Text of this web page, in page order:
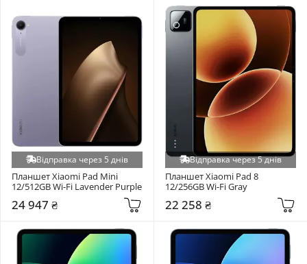
Відправка через 5 днів
Планшет Xiaomi Pad Mini
12/512GB Wi-Fi Lavender Purple
24 947 ₴
Відправка через 5 днів
Планшет Xiaomi Pad 8
12/256GB Wi-Fi Gray
22 258 ₴